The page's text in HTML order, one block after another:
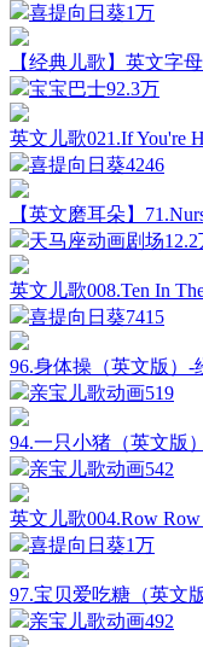
喜提向日葵1万
【经典儿歌】英文字
宝宝巴士92.3万
英文儿歌021.If You're
喜提向日葵4246
【英文磨耳朵】
天马座动画剧场
英文儿歌008.Ten In
喜提向日葵7415
96.身体操（英文版）-
亲宝儿歌动画519
94.一只小猪（英文版
亲宝儿歌动画542
英文儿歌004.Row Row
喜提向日葵1万
97.宝贝爱吃糖（英文
亲宝儿歌动画492